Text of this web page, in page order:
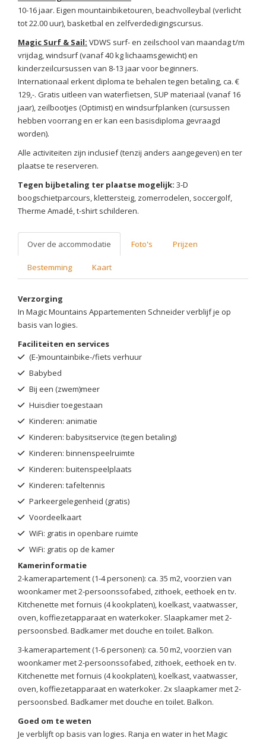
10-16 jaar. Eigen mountainbiketouren, beachvolleybal (verlicht
tot 22.00 uur), basketbal en zelfverdedigingscursus.
Magic Surf & Sail: VDWS surf- en zeilschool van maandag t/m
vrijdag, windsurf (vanaf 40 kg lichaamsgewicht) en
kinderzeilcursussen van 8-13 jaar voor beginners.
Internationaal erkent diploma te behalen tegen betaling, ca. €
129,-. Gratis uitleen van waterfietsen, SUP materiaal (vanaf 16
jaar), zeilbootjes (Optimist) en windsurfplanken (cursussen
hebben voorrang en er kan een basisdiploma gevraagd
worden).
Alle activiteiten zijn inclusief (tenzij anders aangegeven) en ter
plaatse te reserveren.
Tegen bijbetaling ter plaatse mogelijk: 3-D
boogschietparcours,klettersteig, zomerrodelen, soccergolf,
Therme Amadé, t-shirt schilderen.
Over de accommodatie Foto's Prijzen
Bestemming Kaart
Verzorging
In Magic Mountains Appartementen Schneider verblijf je op
basis van logies.
Faciliteiten en services
(E-)mountainbike-/fiets verhuur
Babybed
Bij een (zwem)meer
Huisdier toegestaan
Kinderen: animatie
Kinderen: babysitservice (tegen betaling)
Kinderen: binnenspeelruimte
Kinderen: buitenspeelplaats
Kinderen: tafeltennis
Parkeergelegenheid (gratis)
Voordeelkaart
WiFi: gratis in openbare ruimte
WiFi: gratis op de kamer
Kamerinformatie
2-kamerapartement (1-4 personen): ca. 35 m2, voorzien van
woonkamer met 2-persoonssofabed, zithoek, eethoek en tv.
Kitchenette met fornuis (4 kookplaten), koelkast, vaatwasser,
oven, koffiezetapparaat en waterkoker. Slaapkamer met 2-
persoonsbed. Badkamer met douche en toilet. Balkon.
3-kamerapartement (1-6 personen): ca. 50 m2, voorzien van
woonkamer met 2-persoonssofabed, zithoek, eethoek en tv.
Kitchenette met fornuis (4 kookplaten), koelkast, vaatwasser,
oven, koffiezetapparaat en waterkoker. 2x slaapkamer met 2-
persoonsbed. Badkamer met douche en toilet. Balkon.
Goed om te weten
Je verblijft op basis van logies. Ranja en water in het Magic